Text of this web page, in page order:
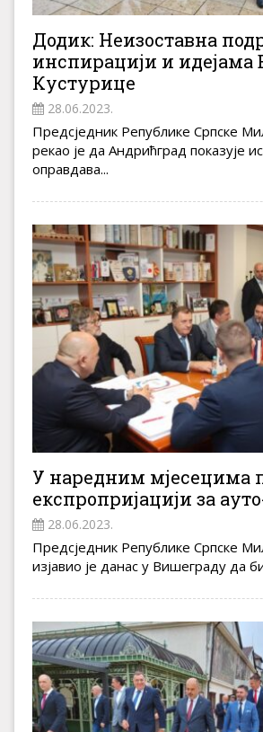
Додик: Неизоставна
инспирацији и идејама
Кустурице
28.06.2023.
Предсједник Републике Српске
рекао је да Андрићград показује
оправдава...
У наредним мјесецима
експропријацији за
28.06.2023.
Предсједник Републике Српске
изјавио је данас у Вишеграду да